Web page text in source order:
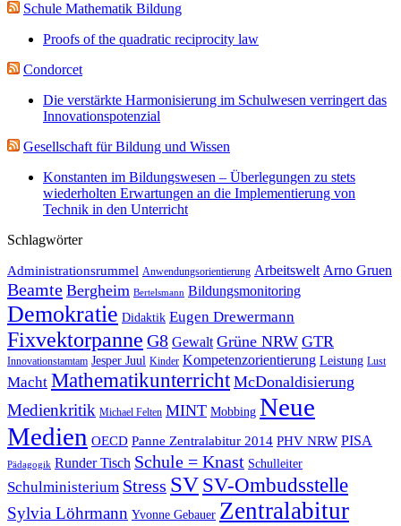
Schule Mathematik Bildung
Proofs of the quadratic reciprocity law
Condorcet
Die verstärkte Harmonisierung im Schulwesen verringert das
Innovationspotenzial
Gesellschaft für Bildung und Wissen
Konstanten im Bildungswesen – Überlegungen zu stets
wiederholten Erwartungen an die Implementierung von
Technik in den Unterricht
Schlagwörter
Administrationsrummel Anwendungsorientierung Arbeitswelt Arno Gruen
Beamte Bergheim Bertelsmann Bildungsmonitoring
Demokratie Didaktik Eugen Drewermann
Fixvektorpanne G8 Gewalt Grüne NRW GTR
Innovationstamtam Jesper Juul Kinder Kompetenzorientierung Leistung Lust
Macht Mathematikunterricht McDonaldisierung
Medienkritik Michael Felten MINT Mobbing Neue
Medien OECD Panne Zentralabitur 2014 PHV NRW PISA
Pädagogik Runder Tisch Schule = Knast Schulleiter
Schulministerium Stress SV SV-Ombudsstelle
Sylvia Löhrmann Yvonne Gebauer Zentralabitur